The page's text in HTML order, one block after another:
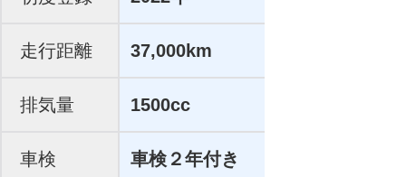
走行距離 37,000km
排気量 1500cc
車検 車検２年付き